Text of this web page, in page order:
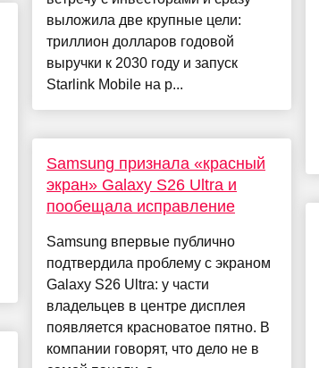
выложила две крупные цели:
триллион долларов годовой
выручки к 2030 году и запуск
Starlink Mobile на р...
Samsung признала «красный
экран» Galaxy S26 Ultra и
пообещала исправление
Samsung впервые публично
подтвердила проблему с экраном
Galaxy S26 Ultra: у части
владельцев в центре дисплея
появляется красноватое пятно. В
компании говорят, что дело не в